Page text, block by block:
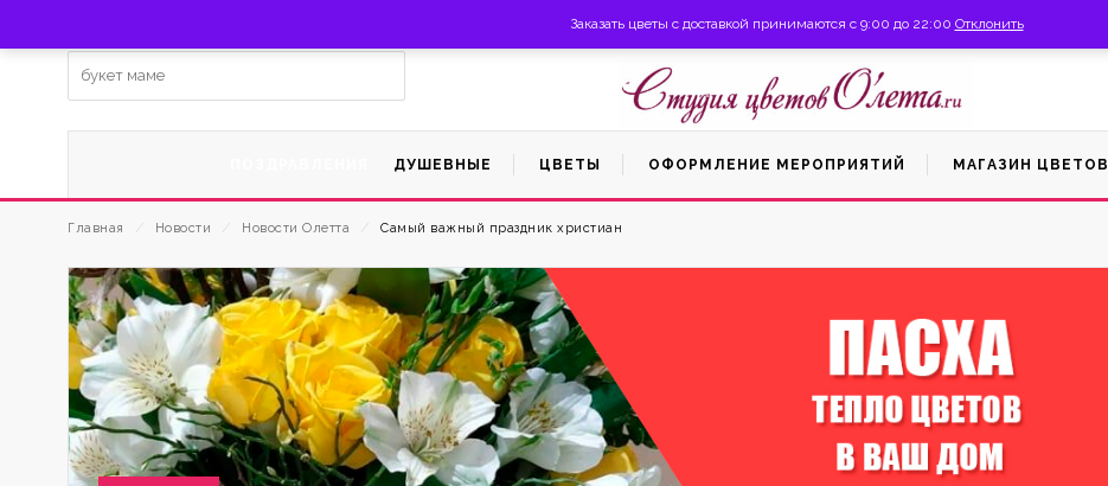
Заказать цветы с доставкой по г. Мытищи по тел. +7 (926) 816-99-66 Личный кабинет
ДУШЕВНЫЕ ЦВЕТЫ ОФОРМЛЕНИЕ МЕРОПРИЯТИЙ МАГАЗИН ЦВЕТОВ
Главная Новости Новости Олетта Самый важный праздник христиан
Заказать цветы с доставкой принимаются с 9:00 до 22:00 Отклонить